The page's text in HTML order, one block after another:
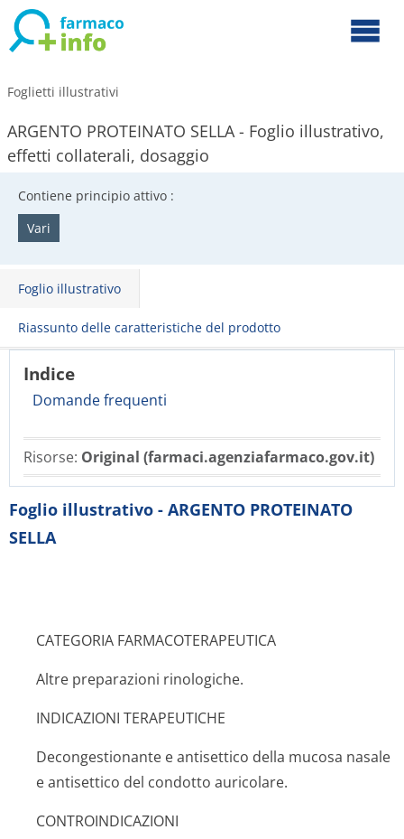
Foglietti illustrativi
ARGENTO PROTEINATO SELLA - Foglio illustrativo,
effetti collaterali, dosaggio
Contiene principio attivo :
Vari
Foglio illustrativo
Riassunto delle caratteristiche del prodotto
Indice
Domande frequenti
Risorse: Original (farmaci.agenziafarmaco.gov.it)
Foglio illustrativo - ARGENTO PROTEINATO
SELLA
CATEGORIA FARMACOTERAPEUTICA
Altre preparazioni rinologiche.
INDICAZIONI TERAPEUTICHE
Decongestionante e antisettico della mucosa nasale
e antisettico del condotto auricolare.
CONTROINDICAZIONI